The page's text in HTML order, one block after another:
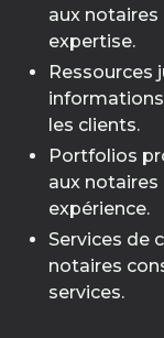
aux notaires
expertise.
Ressources
les clients.
Portfolios
aux
expérience.
Services de
notaires
services.